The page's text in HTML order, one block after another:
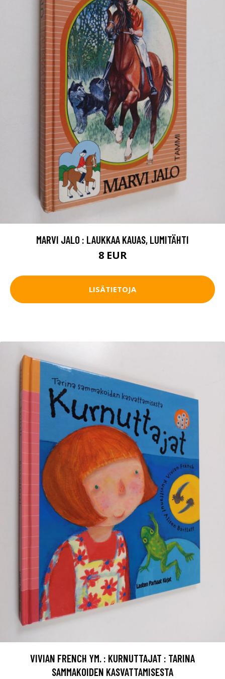
MARVI JALO : LAUKKAA KAUAS, LUMITÄHTI
8 EUR
LISÄTIETOJA
VIVIAN FRENCH YM. : KURNUTTAJAT : TARINA
SAMMAKOIDEN KASVATTAMISESTA